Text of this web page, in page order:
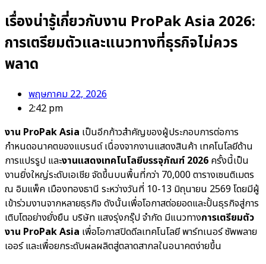
เรื่องน่ารู้เกี่ยวกับงาน ProPak Asia 2026:
การเตรียมตัวและแนวทางที่ธุรกิจไม่ควร
พลาด
พฤษภาคม 22, 2026
2:42 pm
งาน ProPak Asia เป็นอีกก้าวสำคัญของผู้ประกอบการต่อการ
กำหนดอนาคตของแบรนด์ เนื่องจากงานแสดงสินค้า เทคโนโลยีด้าน
การแปรรูป และงานแสดงเทคโนโลยีบรรจุภัณฑ์ 2026 ครั้งนี้เป็น
งานยิ่งใหญ่ระดับเอเชีย จัดขึ้นบนพื้นที่กว่า 70,000 ตารางเซนติเมตร
ณ อิมแพ็ค เมืองทองธานี ระหว่างวันที่ 10-13 มิถุนายน 2569 โดยมีผู้
เข้าร่วมงานจากหลายธุรกิจ ดังนั้นเพื่อโอกาสต่อยอดและปั้นธุรกิจสู่การ
เติบโตอย่างยั่งยืน บริษัท แสงรุ่งกรุ๊ป จำกัด มีแนวทางการเตรียมตัว
งาน ProPak Asia เพื่อโอกาสปิดดีลเทคโนโลยี พาร์ทเนอร์ ซัพพลาย
เออร์ และเพื่อยกระดับผลผลิตสู่ตลาดสากลในอนาคตง่ายขึ้น